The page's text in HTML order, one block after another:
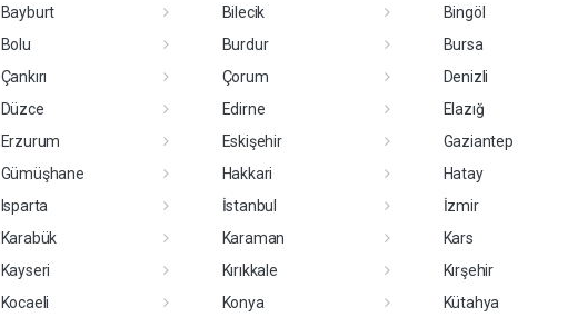
Bayburt Bilecik
Bingöl
Bolu Burdur
Bursa
Çankırı Çorum
Denizli
Düzce Edirne
Elazığ
Erzurum Eskişehir
Gaziantep
Gümüşhane Hakkari
Hatay
Isparta İstanbul
İzmir
Karabük Karaman
Kars
Kayseri Kırıkkale
Kırşehir
Kocaeli Konya
Kütahya